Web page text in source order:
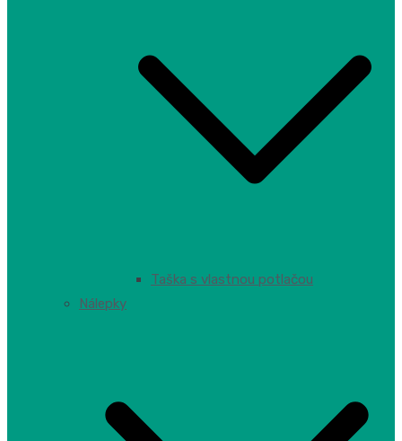
Taška s vlastnou potlačou
Nálepky